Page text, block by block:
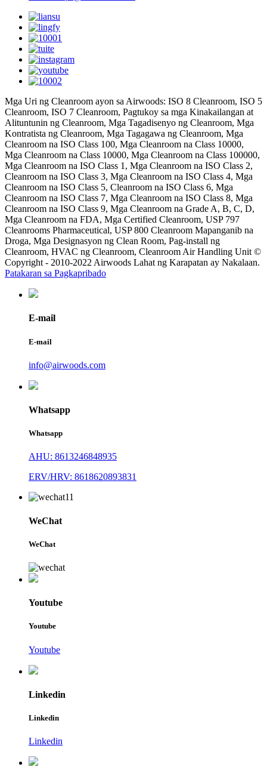
Mga Uri ng Cleanroom ayon sa Airwoods: ISO 8 Cleanroom, ISO 5
Cleanroom, ISO 7 Cleanroom, Pagtukoy sa mga Kinakailangan at
Alituntunin ng Cleanroom, Mga Tagadisenyo ng Cleanroom, Mga
Kontratista ng Cleanroom, Mga Tagagawa ng Cleanroom, Mga
Cleanroom na ISO Class 100, Mga Cleanroom na Class 10000,
Mga Cleanroom na Class 10000, Mga Cleanroom na Class 100000,
Mga Cleanroom na ISO Class 1, Mga Cleanroom na ISO Class 2,
Cleanroom na ISO Class 3, Mga Cleanroom na ISO Class 4, Mga
Cleanroom na ISO Class 5, Cleanroom na ISO Class 6, Mga
Cleanroom na ISO Class 7, Mga Cleanroom na ISO Class 8, Mga
Cleanroom na ISO Class 9, Mga Cleanroom na Grade A, B, C, D,
Mga Cleanroom na FDA, Mga Certified Cleanroom, USP 797
Cleanrooms Pharmaceutical, USP 800 Cleanroom Mapanganib na
Droga, Mga Designasyon ng Clean Room, Pag-install ng
Cleanroom, HVAC ng Cleanroom, Cleanroom Air Handling Unit ©
Copyright - 2010-2022 Airwoods Lahat ng Karapatan ay Nakalaan.
Patakaran sa Pagkapribado
E-mail
E-mail
info@airwoods.com
Whatsapp
Whatsapp
AHU: 8613246848935
ERV/HRV: 8618620893831
WeChat
WeChat
Youtube
Youtube
Youtube
Linkedin
Linkedin
Linkedin